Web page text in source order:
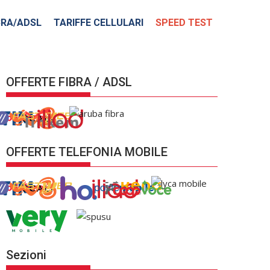
ADSL TARIFFE CELLULARI SPEED TEST
OFFERTE FIBRA / ADSL
OFFERTE TELEFONIA MOBILE
Sezioni